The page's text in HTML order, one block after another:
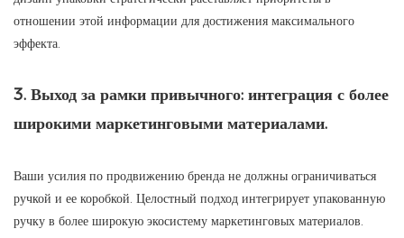
отношении этой информации для достижения максимального
эффекта.
3. Выход за рамки привычного: интеграция с более
широкими маркетинговыми материалами.
Ваши усилия по продвижению бренда не должны ограничиваться
ручкой и ее коробкой. Целостный подход интегрирует упакованную
ручку в более широкую экосистему маркетинговых материалов.